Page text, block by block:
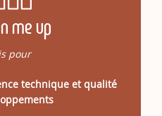
me up
pour
technique et qualité